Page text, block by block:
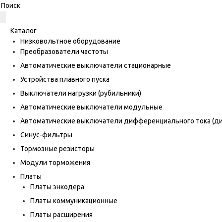
Каталог
Низковольтное оборудование
Преобразователи частоты
Автоматические выключатели стационарные
Устройства плавного пуска
Выключатели нагрузки (рубильники)
Автоматические выключатели модульные
Автоматические выключатели дифференциального тока
Синус-фильтры
Тормозные резисторы
Модули торможения
Платы
Платы энкодера
Платы коммуникационные
Платы расширения